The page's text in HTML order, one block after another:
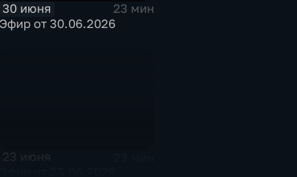
30 июня
23 мин
Эфир от 30.06.2026
23 июня